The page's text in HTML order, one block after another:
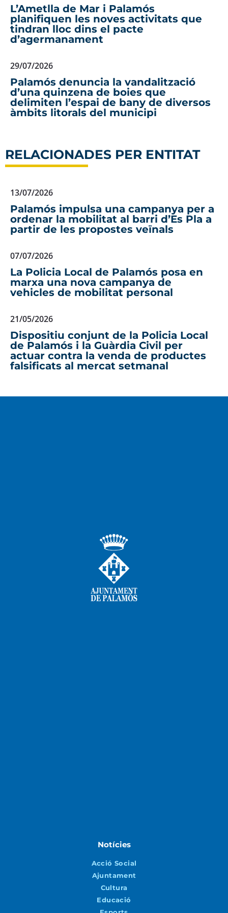
L’Ametlla de Mar i Palamós
planifiquen les noves activitats que
tindran lloc dins el pacte
d’agermanament
29/07/2026
Palamós denuncia la vandalització
d’una quinzena de boies que
delimiten l’espai de bany de diversos
àmbits litorals del municipi
RELACIONADES PER ENTITAT
13/07/2026
Palamós impulsa una campanya per a
ordenar la mobilitat al barri d’Es Pla a
partir de les propostes veïnals
07/07/2026
La Policia Local de Palamós posa en
marxa una nova campanya de
vehicles de mobilitat personal
21/05/2026
Dispositiu conjunt de la Policia Local
de Palamós i la Guàrdia Civil per
actuar contra la venda de productes
falsificats al mercat setmanal
Notícies
Acció Social
Ajuntament
Cultura
Educació